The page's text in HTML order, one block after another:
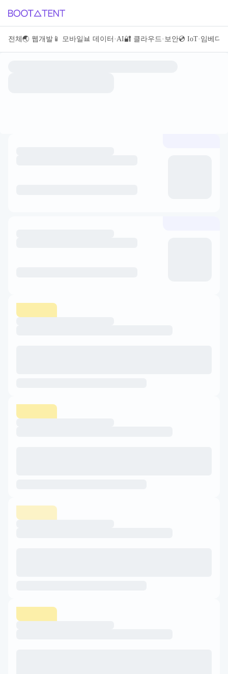
전체
전체 🌏 웹개발
🌏 웹개발 📱 모바일
📱 모바일 📊 데이터·AI
📊 데이터·AI🔐 클라우드·보안
🔐 클라우드·보안💿 IoT·임베디
💿 IoT·임베디